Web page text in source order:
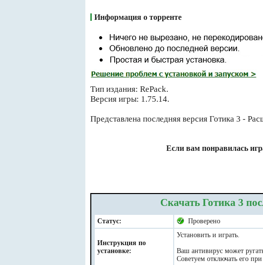
Информация о торренте
Тип издания: RePack.
Версия игры: 1.75.14.
Представлена последняя версия Готика 3 -
Если вам понравилась
Скачать Готика 3
Статус: Проверено
Инструкция по
установке:
Установить и играть.
Ваш антивирус может
Советуем отключать его